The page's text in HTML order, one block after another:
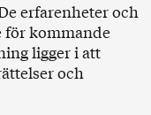
erfarenheter och
för kommande
ligger i att
och